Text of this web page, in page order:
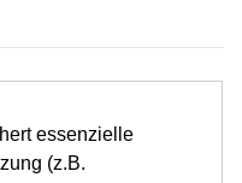
essenzielle
(z.B.